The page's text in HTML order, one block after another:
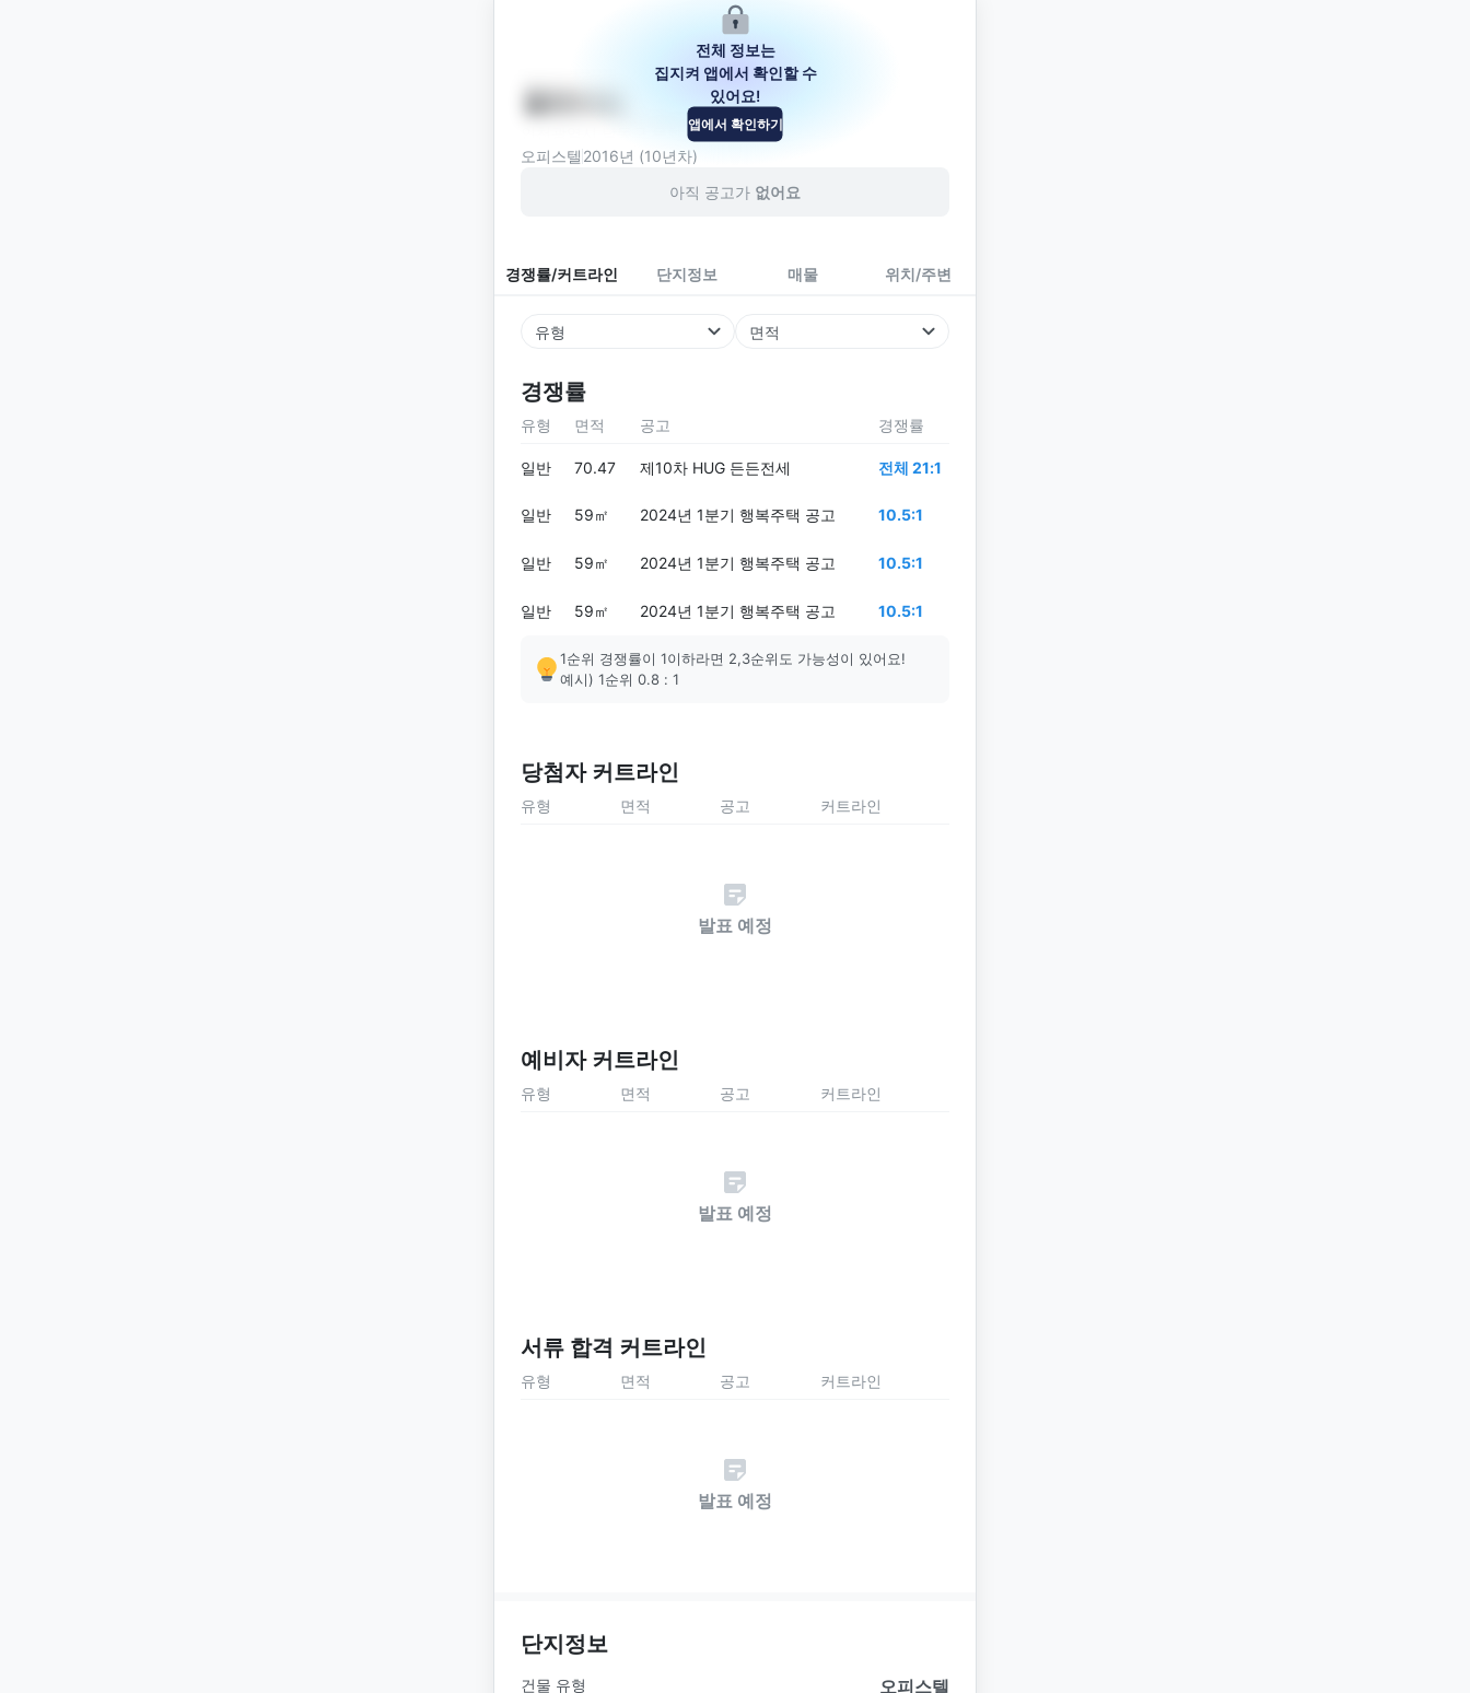
웰메이드
인천광역시 남동구 문화서로65번길 9
오피스텔 2016년 (10년차)
아직 공고가 없어요
경쟁률/커트라인 단지정보 매물 위치/주변
유형 면적
경쟁률
전체 정보는
집지켜 앱에서 확인할 수
있어요!
앱에서 확인하기
유형 면적 공고 경쟁률
일반 70.47 제10차 HUG 든든전세 전체 21:1
일반 59㎡ 2024년 1분기 행복주택 공고 10.5:1
일반 59㎡ 2024년 1분기 행복주택 공고 10.5:1
일반 59㎡ 2024년 1분기 행복주택 공고 10.5:1
1순위 경쟁률이 1이하라면 2,3순위도 가능성이 있어요!
예시) 1순위 0.8 : 1
당첨자 커트라인
유형 면적 공고 커트라인
발표 예정
예비자 커트라인
유형 면적 공고 커트라인
발표 예정
서류 합격 커트라인
유형 면적 공고 커트라인
발표 예정
단지정보
건물 유형 오피스텔